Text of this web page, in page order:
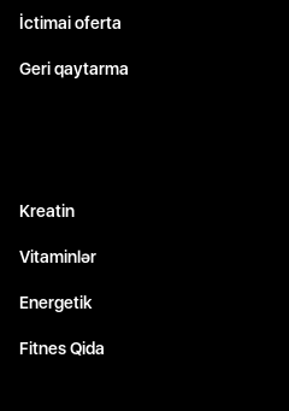
İctimai oferta
Geri qaytarma
Kreatin
Vitaminlər
Energetik
Fitnes Qida